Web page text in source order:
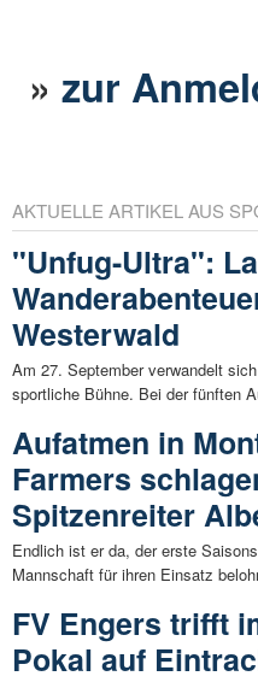
»zur
AKTUELLE ARTIKEL AUS
"Unfug-Ultra":
Westerwald
Am 27. September verwandelt
sportliche Bühne. Bei der fünften
Aufatmen in
Farmers
Spitzenreiter
Endlich ist er da, der erste
Mannschaft für ihren Einsatz
FV Engers trifft
Pokal auf